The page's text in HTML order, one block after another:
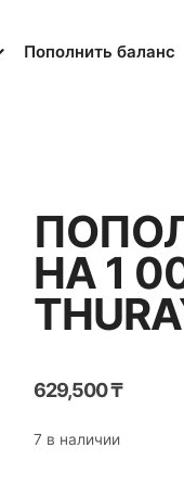
Пополнить баланс
НА 1
629,500₸
7 в наличии